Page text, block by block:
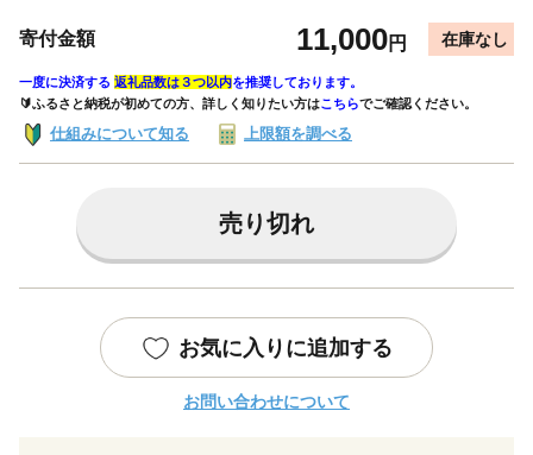
寄付金額 11,000円 在庫なし
一度に決済する 返礼品数は３つ以内を推奨しております。
🔰ふるさと納税が初めての方、詳しく知りたい方はこちらでご確認ください。
仕組みについて知る 上限額を調べる
売り切れ
お気に入りに追加する
お問い合わせについて